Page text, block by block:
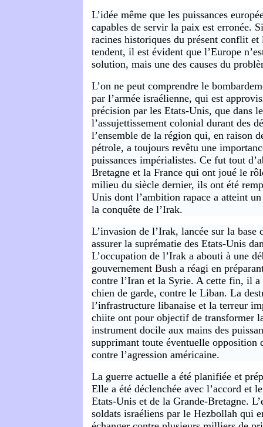
L’idée même que les puissances
capables de servir la paix est erronée.
racines historiques du présent conflit et
tendent, il est évident que l’Europe
solution, mais une des causes du
L’on ne peut comprendre le
par l’armée israélienne, qui est
précision par les Etats-Unis, que dans
l’assujettissement colonial durant des
l’ensemble de la région qui, en raison
pétrole, a toujours revêtu une
puissances impérialistes. Ce fut tout
Bretagne et la France qui ont joué le
milieu du siècle dernier, ils ont été
Unis dont l’ambition rapace a atteint
la conquête de l’Irak.
L’invasion de l’Irak, lancée sur la base
assurer la suprématie des Etats-Unis
L’occupation de l’Irak a abouti à une
gouvernement Bush a réagi en
contre l’Iran et la Syrie. A cette fin, il a
chien de garde, contre le Liban. La
l’infrastructure libanaise et la terreur
chiite ont pour objectif de transformer
instrument docile aux mains des
supprimant toute éventuelle opposition
contre l’agression américaine.
La guerre actuelle a été planifiée et
Elle a été déclenchée avec l’accord et
Etats-Unis et de la Grande-Bretagne.
soldats israéliens par le Hezbollah qui